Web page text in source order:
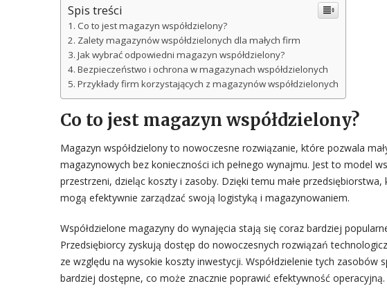
Spis treści
Co to jest magazyn współdzielony?
Zalety magazynów współdzielonych dla małych firm
Jak wybrać odpowiedni magazyn współdzielony?
Bezpieczeństwo i ochrona w magazynach współdzielonych
Przykłady firm korzystających z magazynów współdzielonych
Co to jest magazyn współdzielony?
Magazyn współdzielony to nowoczesne rozwiązanie, które pozwala
magazynowych bez konieczności ich pełnego wynajmu. Jest to model
przestrzeni, dzieląc koszty i zasoby. Dzięki temu małe
mogą efektywnie zarządzać swoją logistyką i magazynowaniem.
Współdzielone magazyny do wynajęcia stają się coraz bardziej
Przedsiębiorcy zyskują dostęp do nowoczesnych rozwiązań
ze względu na wysokie koszty inwestycji. Współdzielenie tych
bardziej dostępne, co może znacznie poprawić efektywność operacyjną.